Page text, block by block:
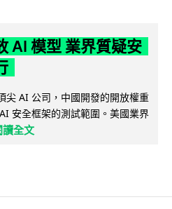
AI 模型 業界質疑安
尖 AI 公司，中國開發的開放權重
安全框架的測試範圍。美國業界
讀全文